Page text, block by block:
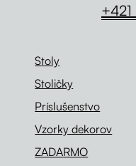
Stoly
Stoličky
Príslušenstvo
Vzorky dekorov
ZADARMO